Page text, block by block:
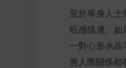
至於單身人士
旺感情運。如
一對心形水
善人際關係都